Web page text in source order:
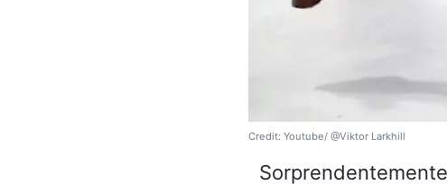
Credit: Youtube/ @Viktor Larkhill